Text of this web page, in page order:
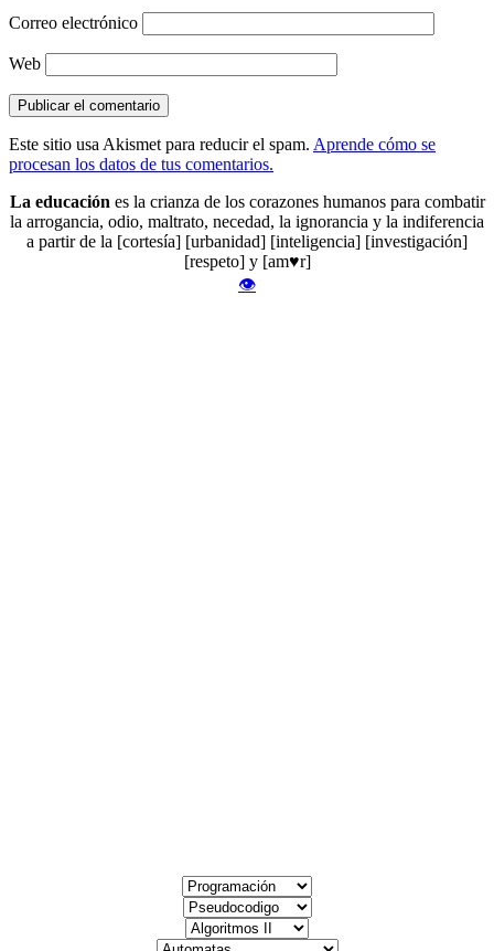
Correo electrónico
Web
Este sitio usa Akismet para reducir el spam. Aprende cómo se
procesan los datos de tus comentarios.
La educaciónes la crianza de los corazones humanos para combatir
la arrogancia, odio, maltrato, necedad, la ignorancia y la indiferencia
a partir de la [cortesía] [urbanidad] [inteligencia] [investigación]
[respeto] y [am♥r]
👁